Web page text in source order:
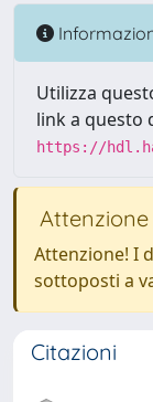
Utilizza
link a questo
https://
Attenzione
Attenzione! I
sottoposti a
Citazioni